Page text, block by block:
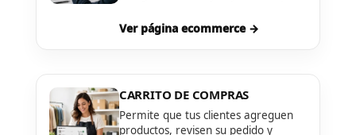
Ver página ecommerce →
CARRITO DE COMPRAS
Permite que tus clientes agreguen
productos, revisen su pedido y